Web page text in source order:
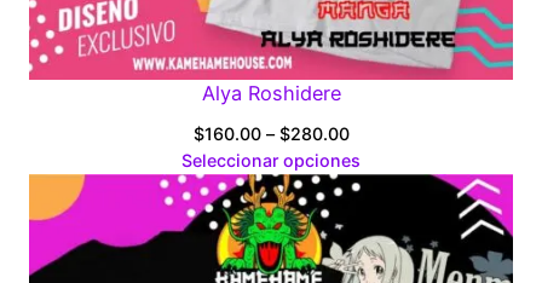
Alya Roshidere
$160.00 – $280.00Price
range:
$160.00
$280.00
Seleccionar opciones